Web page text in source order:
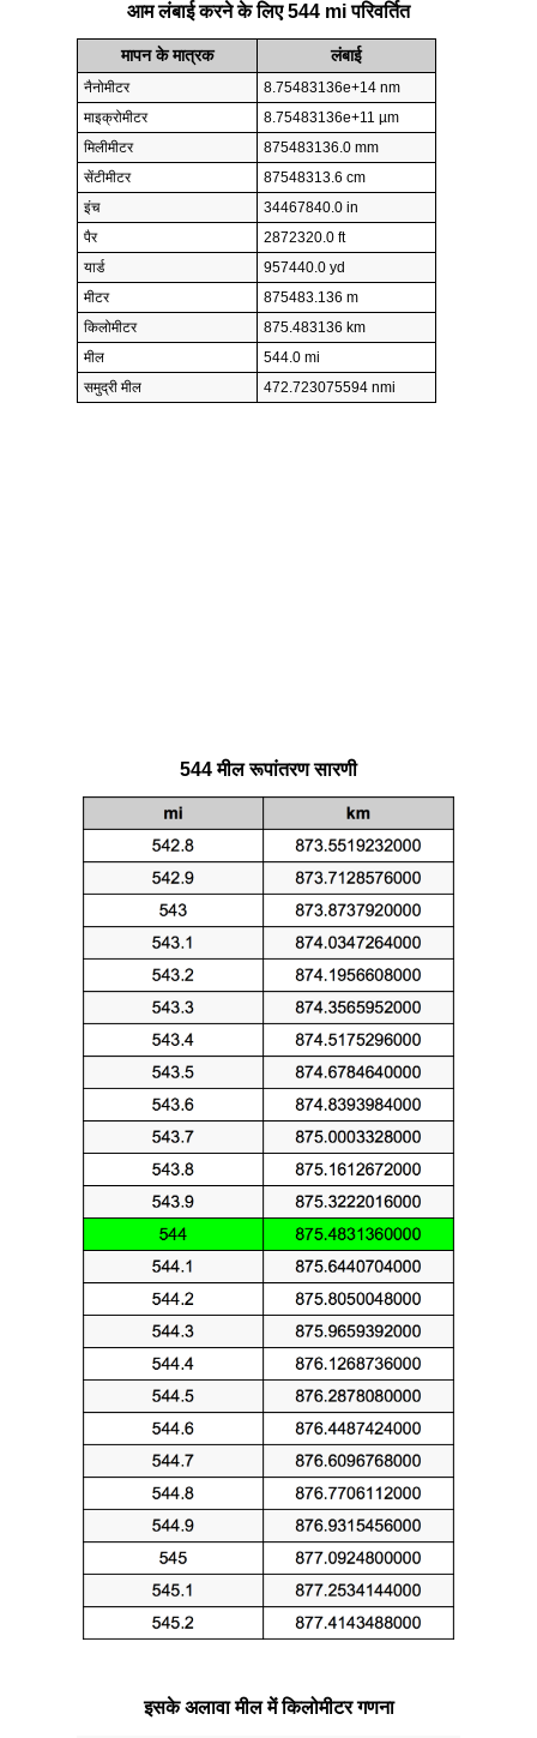
आम लंबाई करने के लिए 544 mi परिवर्तित
मापन के मात्रक लंबाई
नैनोमीटर
8.75483136e+14 nm
माइक्रोमीटर
8.75483136e+11 µm
मिलीमीटर
875483136.0 mm
सेंटीमीटर
87548313.6 cm
इंच
34467840.0 in
पैर
2872320.0 ft
यार्ड
957440.0 yd
मीटर
875483.136 m
किलोमीटर
875.483136 km
मील
544.0 mi
समुद्री मील
472.723075594 nmi
544 मील रूपांतरण सारणी
इसके अलावा मील में किलोमीटर गणना